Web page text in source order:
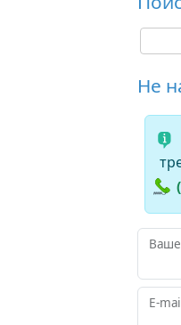
Не
E-